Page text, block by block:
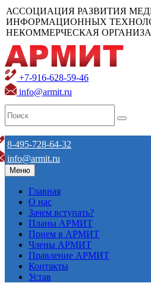
АССОЦИАЦИЯ РАЗВИТИЯ
ИНФОРМАЦИОННЫХ
НЕКОММЕРЧЕСКАЯ
+7-916-628-59-46
info@armit.ru
8-495-728-64-32
info@armit.ru
Меню
Главная
О нас
Зачем вступать?
Планы АРМИТ
Прием в АРМИТ
Члены АРМИТ
Правление АРМИТ
Контакты
Устав